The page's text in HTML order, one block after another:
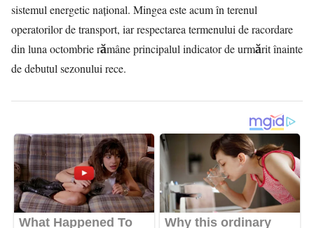
sistemul energetic național. Mingea este acum în terenul
operatorilor de transport, iar respectarea termenului de racordare
din luna octombrie rămâne principalul indicator de urmărit înainte
de debutul sezonului rece.